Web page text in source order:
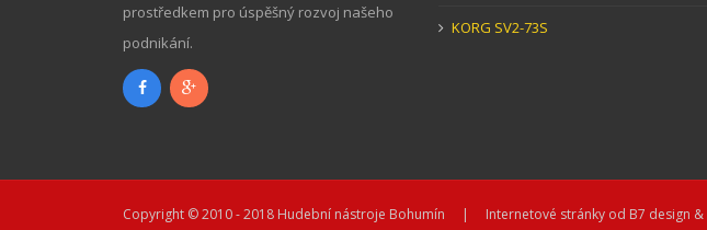
prostředkem pro úspěšný rozvoj našeho
podnikání.
KORG SV2-73S
Copyright © 2010 - 2018 Hudební nástroje Bohumín | Internetové stránky od B7 design &